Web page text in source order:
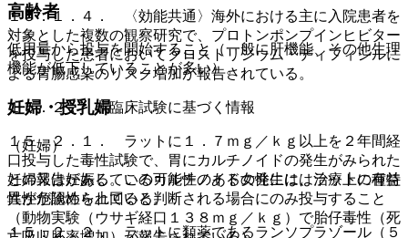
１５．１．４． 〈効能共通〉海外における主に入院患者を
対象とした複数の観察研究で、プロトンポンプインヒビター
を投与した患者においてクロストリジウム・ディフィシルに
よる胃腸感染のリスク増加が報告されている。
１５．２． 非臨床試験に基づく情報
１５．２．１． ラットに１．７ｍｇ／ｋｇ以上を２年間経
口投与した毒性試験で、胃にカルチノイドの発生がみられた
との報告がある。このカルチノイドの発生にはラットに種特
異性が認められている。
１５．２．２． ラットに類薬であるランソプラゾール（５
高齢者
低用量から投与を開始すること（一般に肝機能、その他生理
機能が低下していることが多い）。
妊婦・授乳婦
（妊婦）
妊婦又は妊娠している可能性のある女性には、治療上の有益
性が危険性を上回ると判断される場合にのみ投与すること
（動物実験（ウサギ経口１３８ｍｇ／ｋｇ）で胎仔毒性（死